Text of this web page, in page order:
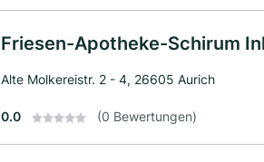
Friesen-Apotheke-Schirum
Alte Molkereistr. 2 - 4, 26605 Aurich
0.0 (0 Bewertungen)